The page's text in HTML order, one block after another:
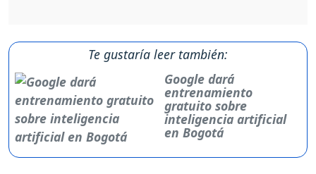
Te gustaría leer también:
Google dará
entrenamiento
gratuito sobre
inteligencia artificial
en Bogotá